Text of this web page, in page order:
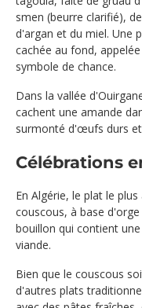
smen (beurre clarifié),
d'argan et du miel. Une
cachée au fond,
symbole de chance.
Dans la vallée
cachent une amande
surmonté d'œufs durs et
Célébrations
En Algérie, le plat le
couscous, à base
bouillon qui contient
viande.
Bien que le couscous
d'autres plats